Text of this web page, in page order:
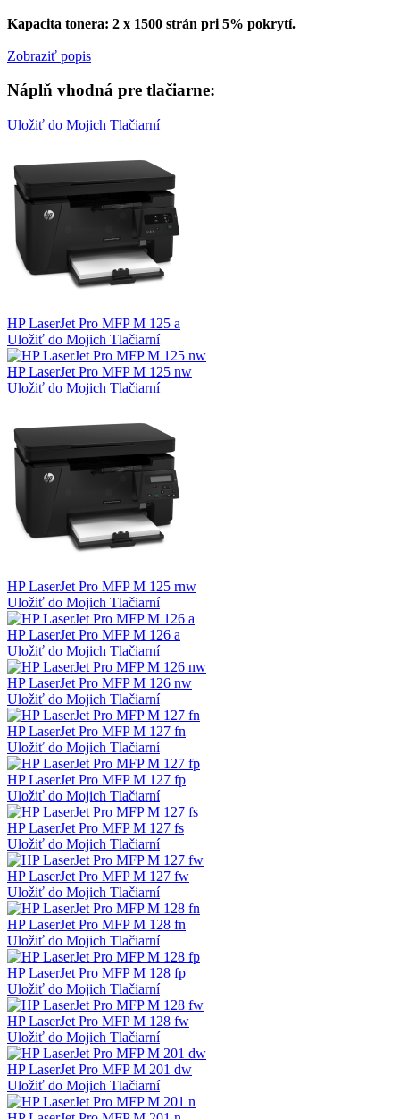
Kapacita tonera: 2 x 1500 strán pri 5% pokrytí.
Zobraziť popis
Náplň vhodná pre tlačiarne:
Uložiť do Mojich Tlačiarní
HP LaserJet Pro MFP M 125 a
Uložiť do Mojich Tlačiarní
HP LaserJet Pro MFP M 125 nw
Uložiť do Mojich Tlačiarní
HP LaserJet Pro MFP M 125 rnw
Uložiť do Mojich Tlačiarní
HP LaserJet Pro MFP M 126 a
Uložiť do Mojich Tlačiarní
HP LaserJet Pro MFP M 126 nw
Uložiť do Mojich Tlačiarní
HP LaserJet Pro MFP M 127 fn
Uložiť do Mojich Tlačiarní
HP LaserJet Pro MFP M 127 fp
Uložiť do Mojich Tlačiarní
HP LaserJet Pro MFP M 127 fs
Uložiť do Mojich Tlačiarní
HP LaserJet Pro MFP M 127 fw
Uložiť do Mojich Tlačiarní
HP LaserJet Pro MFP M 128 fn
Uložiť do Mojich Tlačiarní
HP LaserJet Pro MFP M 128 fp
Uložiť do Mojich Tlačiarní
HP LaserJet Pro MFP M 128 fw
Uložiť do Mojich Tlačiarní
HP LaserJet Pro MFP M 201 dw
Uložiť do Mojich Tlačiarní